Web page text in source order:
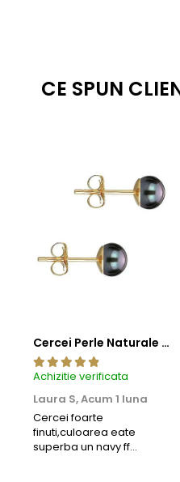
CE SPUN
Cercei Perle Naturale Negre 5-6 mm, Buton AAA, Aur 14K (aur 585), Tip Șurub | KASKADDA®
Achizitie verificata
Laura S,Acum 1 luna
Cercei foarte
finuti,culoarea eate
superba un navy ff